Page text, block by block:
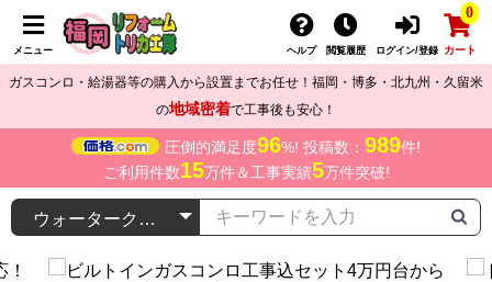
メニュー ヘルプ 閲覧履歴 ログイン/登録
0
カート
ガスコンロ・給湯器等の購入から設置までお任せ！福岡・博多・北九州・久留米
の地域密着で工事後も安心！
圧倒的満足度96%! 投稿数： 989件!
ご利用件数15万件＆工事実績5万件突破!